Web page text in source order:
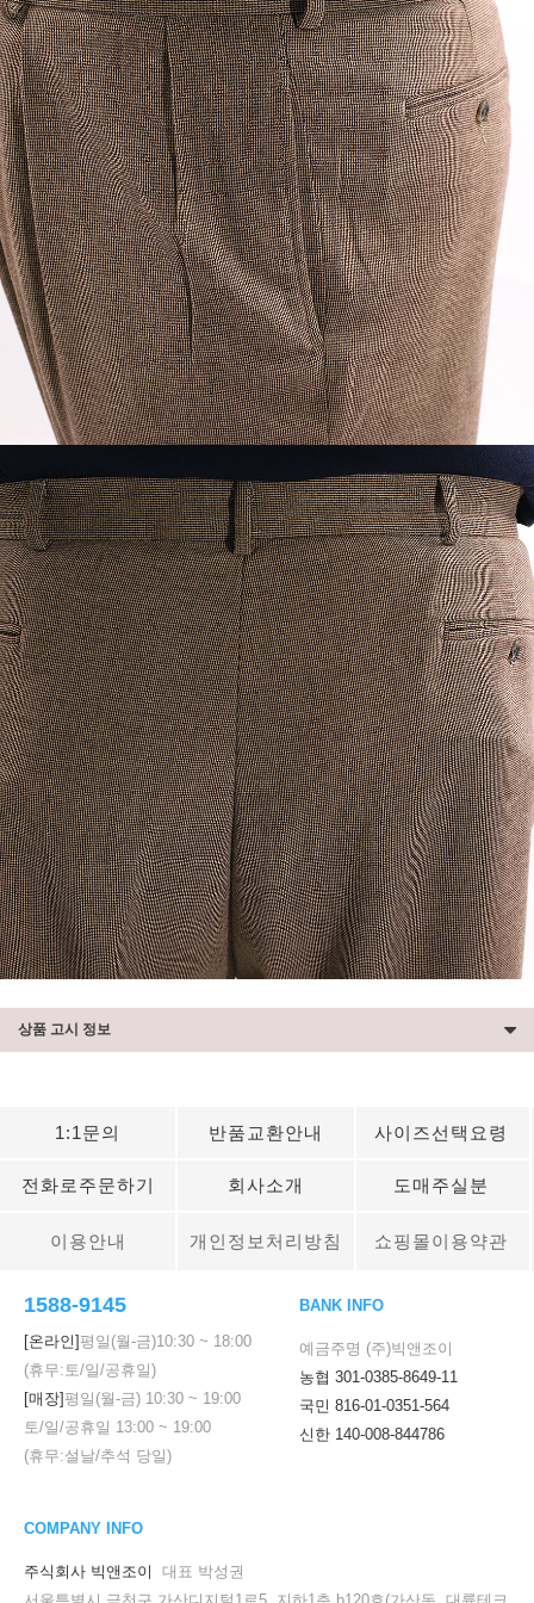
상품 고시 정보
1:1문의 반품교환안내 사이즈선택요령
전화로주문하기 회사소개 도매주실분
이용안내 개인정보처리방침 쇼핑몰이용약관
1588-9145
[온라인]평일(월-금)10:30 ~ 18:00
(휴무:토/일/공휴일)
[매장]평일(월-금) 10:30 ~ 19:00
토/일/공휴일 13:00 ~ 19:00
(휴무:설날/추석 당일)
BANK INFO
예금주명 (주)빅앤조이
농협 301-0385-8649-11
국민 816-01-0351-564
신한 140-008-844786
COMPANY INFO
주식회사 빅앤조이
대표 박성권